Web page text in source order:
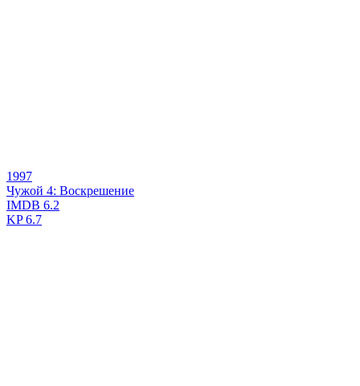
1997
Чужой 4: Воскрешение
IMDB 6.2
KP6.7